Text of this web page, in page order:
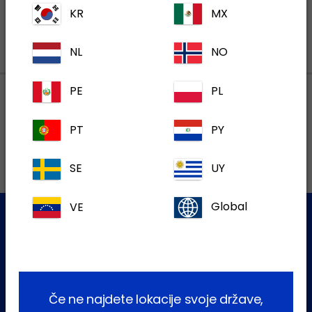
Lokalni naslovi
Za dodatne informacije se obrnite na našo ekipo za pomoč
uporabnikom
KR MX
NL NO
PE PL
PT PY
SE UY
VE Global
Če ne najdete lokacije svoje države,